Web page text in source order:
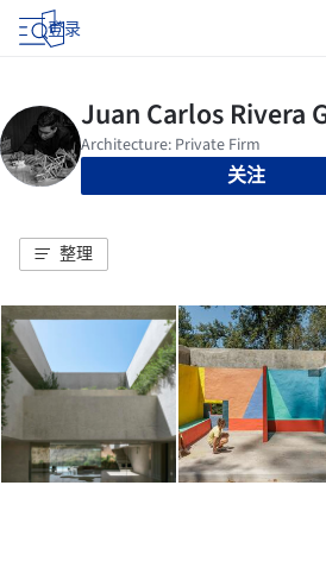
登录
关注
整理